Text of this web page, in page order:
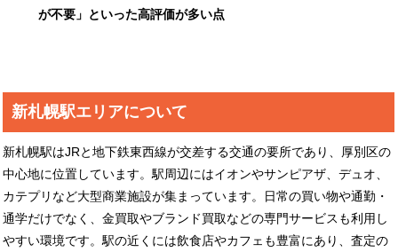
が不要」といった高評価が多い点
新札幌駅エリアについて
新札幌駅はJRと地下鉄東西線が交差する交通の要所であり、厚別区の
中心地に位置しています。駅周辺にはイオンやサンピアザ、デュオ、
カテプリなど大型商業施設が集まっています。日常の買い物や通勤・
通学だけでなく、金買取やブランド買取などの専門サービスも利用し
やすい環境です。駅の近くには飲食店やカフェも豊富にあり、査定の